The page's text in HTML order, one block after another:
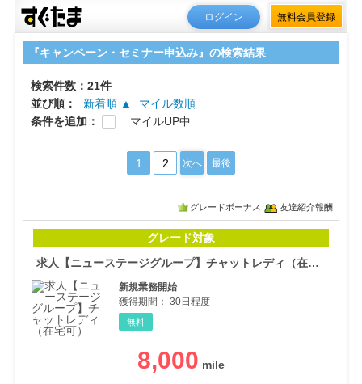
ログイン 無料会員登録
『キャンペーン・セミナー申込み』の検索結果
検索件数：21件
並び順：
新着順 ▲
マイル数順
条件を追加：
マイルUP中
1 2 次へ 最後
グレードボーナス 友達紹介報酬
グレード対象
求人【ニューステージグループ】チャットレディ（在宅可）
新規業務開始
獲得期間： 30日程度
無料
8,000